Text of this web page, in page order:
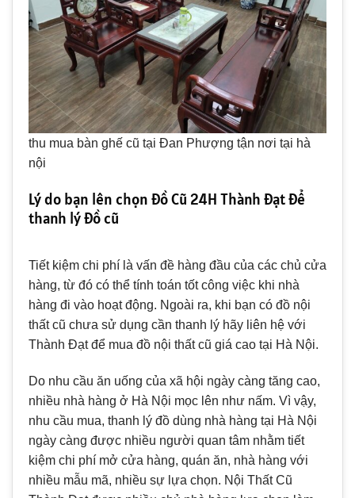
thu mua bàn ghế cũ tại Đan Phượng tận nơi tại hà
nội
Lý do bạn lên chọn Đồ Cũ 24H Thành Đạt để
thanh lý đồ cũ
Tiết kiệm chi phí là vấn đề hàng đầu của các chủ cửa
hàng, từ đó có thể tính toán tốt công việc khi nhà
hàng đi vào hoạt động. Ngoài ra, khi bạn có đồ nội
thất cũ chưa sử dụng cần thanh lý hãy liên hệ với
Thành Đạt để mua đồ nội thất cũ giá cao tại Hà Nội.
Do nhu cầu ăn uống của xã hội ngày càng tăng cao,
nhiều nhà hàng ở Hà Nội mọc lên như nấm. Vì vậy,
nhu cầu mua, thanh lý đồ dùng nhà hàng tại Hà Nội
ngày càng được nhiều người quan tâm nhằm tiết
kiệm chi phí mở cửa hàng, quán ăn, nhà hàng với
nhiều mẫu mã, nhiều sự lựa chọn. Nội Thất Cũ